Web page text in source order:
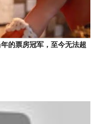
的票房冠军，至今无法超